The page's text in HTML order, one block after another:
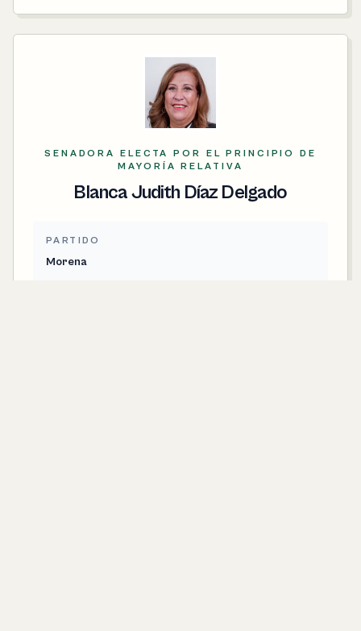
SENADORA ELECTA POR EL PRINCIPIO DE
MAYORÍA RELATIVA
Blanca Judith Díaz Delgado
PARTIDO
Morena